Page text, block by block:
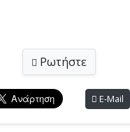
Ρωτήστε
E-Mail